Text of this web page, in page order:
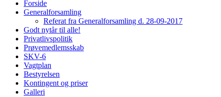
Forside
Generalforsamling
Referat fra Generalforsamling d. 28-09-2017
Godt nytår til alle!
Privatlivspolitik
Prøvemedlemsskab
SKV-6
Vagtplan
Bestyrelsen
Kontingent og priser
Galleri